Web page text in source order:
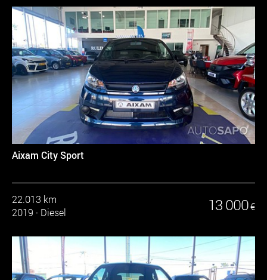
Aixam City Sport
22.013 km
2019 · Diesel 13 000 €